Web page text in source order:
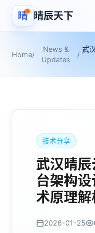
晴 晴辰天下
Home/
News &
Updates
/
武
技术分享
武汉晴
台架构
术原理解
2026-01-25